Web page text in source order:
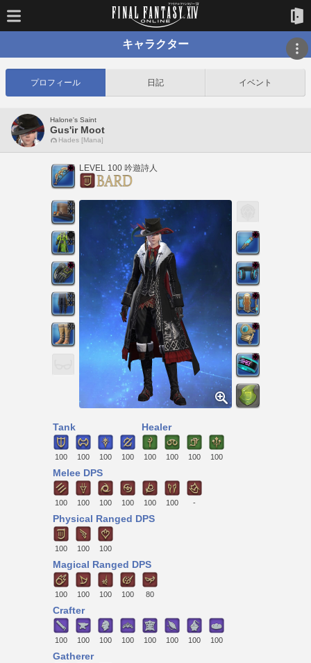
キャラクター
プロフィール 日記 イベント
Halone's Saint
Gus'ir Moot
Hades [Mana]
LEVEL 100 吟遊詩人
Tank
100 100 100 100
Healer
100 100 100 100
Melee DPS
100 100 100 100 100 100 -
Physical Ranged DPS
100 100 100
Magical Ranged DPS
100 100 100 100 80
Crafter
100 100 100 100 100 100 100 100
Gatherer